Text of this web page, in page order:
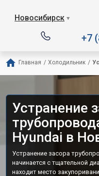
Новосибирск ▼
+7
Главная / Холодильник /
Устранение
Hyundai в
Устранение засора
начинается с тщательной
находит место